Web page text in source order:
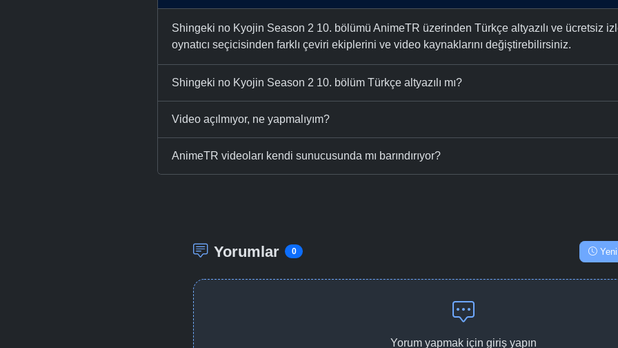
Shingeki no Kyojin Season 2 10. bölümü AnimeTR üzerinden Türkçe altyazılı ve ücretsiz
oynatıcı seçicisinden farklı çeviri ekiplerini ve video kaynaklarını değiştirebilirsiniz.
Shingeki no Kyojin Season 2 10. bölüm Türkçe altyazılı mı?
Video açılmıyor, ne yapmalıyım?
AnimeTR videoları kendi sunucusunda mı barındırıyor?
Yorumlar 0 Yeni
Yorum yapmak için giriş yapın